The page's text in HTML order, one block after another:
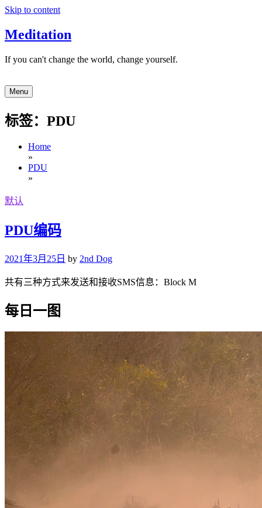
Skip to content
Meditation
If you can't change the world, change yourself.
Menu
标签：PDU
Home
»
PDU
»
默认
PDU编码
2021年3月25日 by 2nd Dog
共有三种方式来发送和接收SMS信息：Block M
每日一图